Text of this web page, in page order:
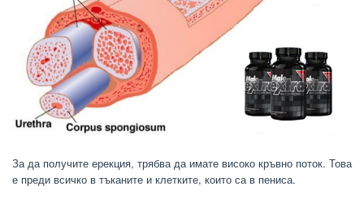
За да получите ерекция, трябва да имате високо кръвно поток. Това
е преди всичко в тъканите и клетките, които са в пениса.